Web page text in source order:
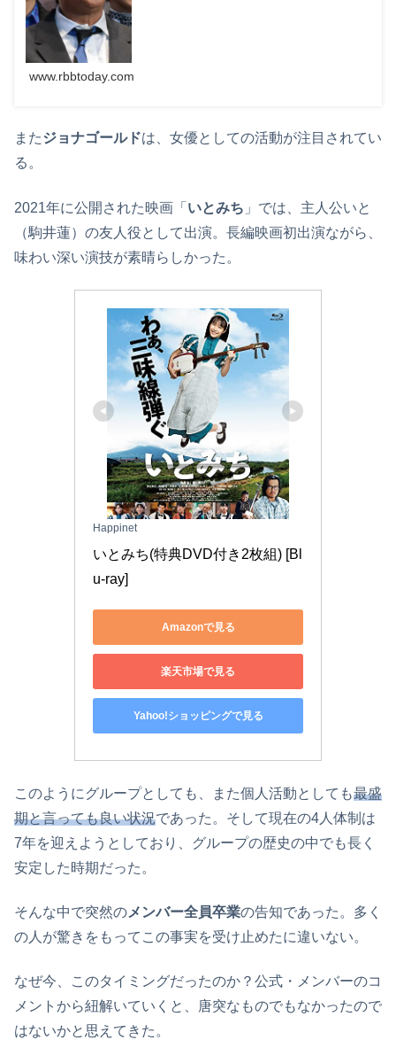
www.rbbtoday.com
またジョナゴールドは、女優としての活動が注目されてい
る。
2021年に公開された映画「 いとみち 」では、主人公いと
（駒井蓮）の友人役として出演。長編映画初出演ながら、
味わい深い演技が素晴らしかった。
Happinet
いとみち(特典DVD付き2枚組) [Bl
u-ray]
Amazonで見る
楽天市場で見る
Yahoo!ショッピングで見る
このようにグループとしても、また個人活動としても最盛
期と言っても良い状況であった。そして現在の4人体制は
7年を迎えようとしており、グループの歴史の中でも長く
安定した時期だった。
そんな中で突然のメンバー全員卒業の告知であった。多く
の人が驚きをもってこの事実を受け止めたに違いない。
なぜ今、このタイミングだったのか？公式・メンバーのコ
メントから紐解いていくと、唐突なものでもなかったので
はないかと思えてきた。